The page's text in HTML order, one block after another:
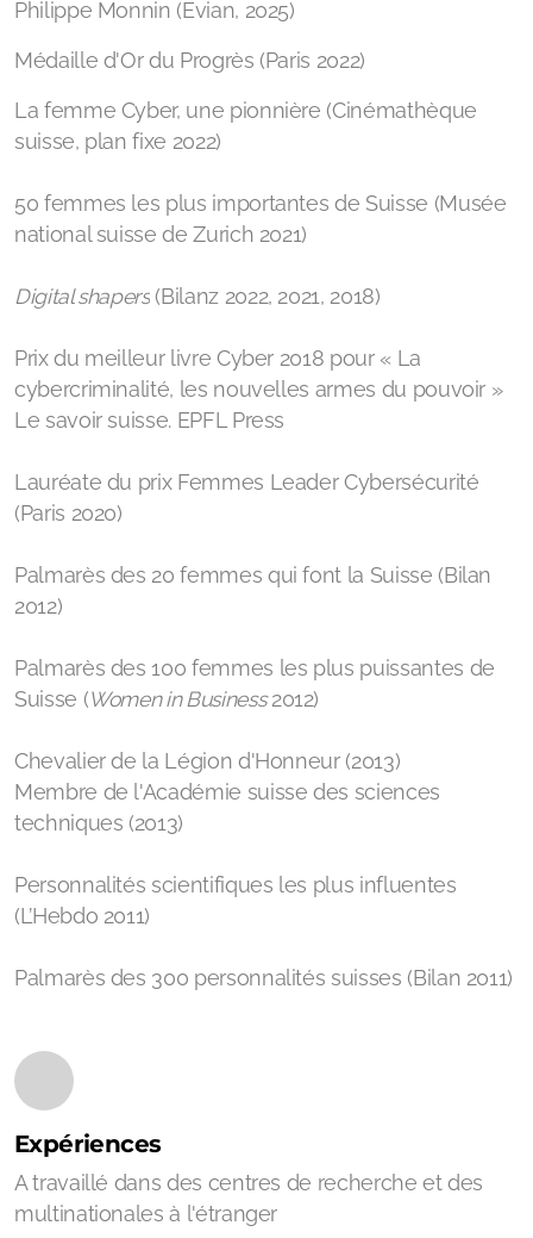
Philippe Monnin (Evian, 2025)
Médaille d'Or du Progrès (Paris 2022)
La femme Cyber, une pionnière (Cinémathèque
suisse, plan fixe 2022)
50 femmes les plus importantes de Suisse (Musée
national suisse de Zurich 2021)
Digital shapers(Bilanz 2022, 2021, 2018)
Prix du meilleur livre Cyber 2018 pour« La
cybercriminalité, les nouvelles armes du pouvoir »
Le savoir suisse. EPFL Press
Lauréate du prix Femmes Leader Cybersécurité
(Paris 2020)
Palmarès des 20 femmes qui font la Suisse (Bilan
2012)
Palmarès des 100 femmes les plus puissantes de
Suisse (Women in Business2012)
Chevalier de la Légion d'Honneur (2013)
Membre de l'Académie suisse des sciences
techniques (2013)
Personnalités scientifiques les plus influentes
(L’Hebdo 2011)
Palmarès des 300 personnalités suisses (Bilan 2011)
Expériences
A travaillé dans des centres de recherche et des
multinationales à l'étranger